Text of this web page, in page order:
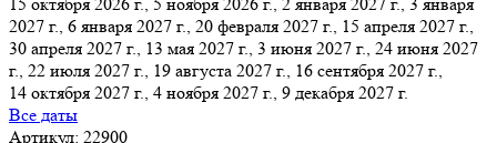
2027 г., 6 января 2027 г., 20 февраля 2027 г., 15 апреля 2027 г.,
30 апреля 2027 г., 13 мая 2027 г., 3 июня 2027 г., 24 июня 2027
г., 22 июля 2027 г., 19 августа 2027 г., 16 сентября 2027 г.,
14 октября 2027 г., 4 ноября 2027 г., 9 декабря 2027 г.
Все даты
Артикул: 22900